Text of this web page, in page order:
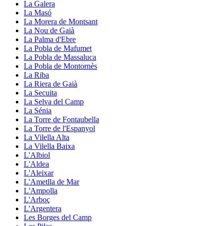
La Galera
La Masó
La Morera de Montsant
La Nou de Gaià
La Palma d'Ebre
La Pobla de Mafumet
La Pobla de Massaluca
La Pobla de Montornès
La Riba
La Riera de Gaià
La Secuita
La Selva del Camp
La Sénia
La Torre de Fontaubella
La Torre de l'Espanyol
La Vilella Alta
La Vilella Baixa
L'Albiol
L'Aldea
L'Aleixar
L'Ametlla de Mar
L'Ampolla
L'Arboç
L'Argentera
Les Borges del Camp